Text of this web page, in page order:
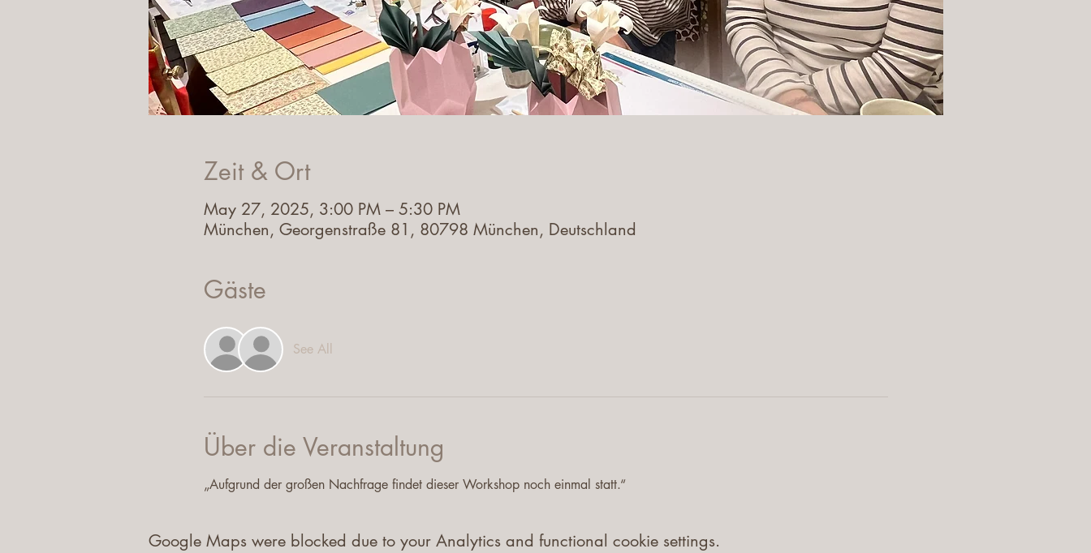
Zeit & Ort
May 27, 2025, 3:00 PM – 5:30 PM
München, Georgenstraße 81, 80798 München, Deutschland
Gäste
See All
Über die Veranstaltung
„Aufgrund der großen Nachfrage findet dieser Workshop noch einmal statt.“
Google Maps were blocked due to your Analytics and functional cookie settings.